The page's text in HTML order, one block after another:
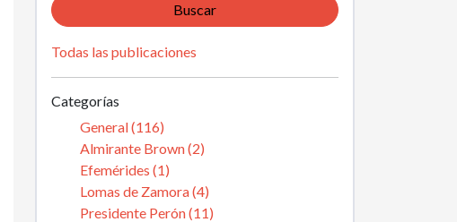
Buscar
Todas las publicaciones
Categorías
General (116)
Almirante Brown (2)
Efemérides (1)
Lomas de Zamora (4)
Presidente Perón (11)